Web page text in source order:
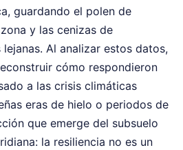
guardando el polen de
y las cenizas de
Al analizar estos datos,
cómo respondieron
a las crisis climáticas
eras de hielo o periodos de
que emerge del subsuelo
la resiliencia no es un